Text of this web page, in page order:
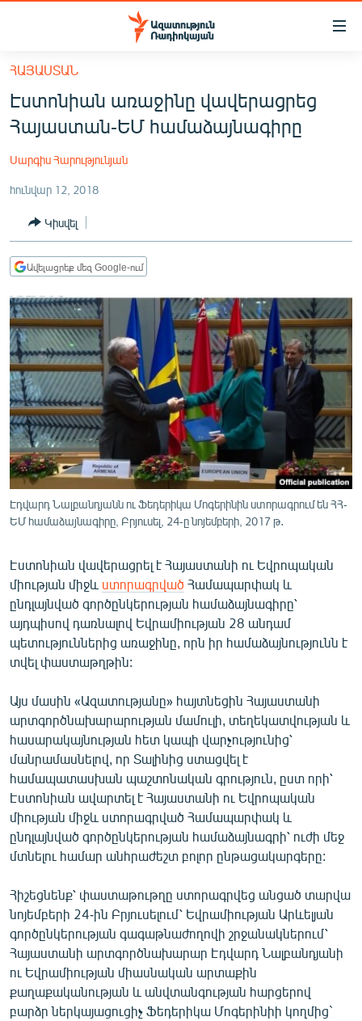
Մատչելիության
հիմնական
բովանդակությանը
Անցնել
հիմնական
մենյուին
ՀԱՅԱՍՏԱՆ
ՔԱՂԱՔԱԿԱՆ
ԸՆՏՐՈՒԹՅՈՒՆՆԵՐ 2026
ԻՐԱՎՈՒՆՔ
ՀԱՍԱՐԱԿՈՒԹՅՈՒՆ
ՏՆՏԵՍՈՒԹՅՈՒՆ
ՊԱՏԵՐԱԶՄԻ 6 ՇԱԲԱԹՆԵՐԸ
ՏԱՐԱԾԱՇՐՋԱՆ
ՄԻՋԱԶԳԱՅԻՆ
ՄՇԱԿՈՒՅԹ
ՍՊՈՐՏ
ՄԵԿՆԱԲԱՆՈՒԹՅՈՒՆ
ՏՏ ԵՒ ԻՆՏԵՐՆԵՏ
ԿՈՐՈՆԱՎԻՐՈՒՍ
ՏԵՍԱՆՅՈՒԹԵՐ
ԲԱՆԱՎԵՃ
ՁԳՏԵԼՈՎ ԼԱՎԱԳՈՒՅՆԻՆ
ՓՈԴՔԱՍԹ
Հայերեն
English
Русский
ՀԵՏԵՎԵՔ ՄԵԶ
«Ազատության» բոլոր կայքերը
ՀԱՅԱՍՏԱՆ
Էստոնիան առաջինը վավերացրեց
Հայաստան-ԵՄ համաձայնագիրը
Սարգիս Հարությունյան
հունվար 12, 2018
Կիսվել
Ավելացրեք մեզ Google-ում
Էդվարդ Նալբանդյանն ու Ֆեդերիկա Մոգերինին ստորագրում են ՀՀ-
ԵՄ համաձայնագիրը, Բրյուսել, 24-ը նոյեմբերի, 2017 թ․
Էստոնիան վավերացրել է Հայաստանի ու Եվրոպական
միության միջև ստորագրված Համապարփակ և
ընդլայնված գործընկերության համաձայնագիրը՝
այդպիսով դառնալով Եվրամիության 28 անդամ
պետություններից առաջինը, որն իր համաձայնությունն է
տվել փաստաթղթին:
Այս մասին «Ազատությանը» հայտնեցին Հայաստանի
արտգործնախարարության մամուլի, տեղեկատվության և
հասարակայնության հետ կապի վարչությունից՝
մանրամասնելով, որ Տալինից ստացվել է
համապատասխան պաշտոնական գրություն, ըստ որի՝
Էստոնիան ավարտել է Հայաստանի ու Եվրոպական
միության միջև ստորագրված Համապարփակ և
ընդլայնված գործընկերության համաձայնագրի՝ ուժի մեջ
մտնելու համար անհրաժեշտ բոլոր ընթացակարգերը:
Հիշեցնենք՝ փաստաթութղը ստորագրվեց անցած տարվա
նոյեմբերի 24-ին Բրյուսելում՝ Եվրամիության Արևելյան
գործընկերության գագաթնաժողովի շրջանակներում՝
Հայաստանի արտգործնախարար Էդվարդ Նալբանդյանի
ու Եվրամիության միասնական արտաքին
քաղաքականության և անվտանգության հարցերով
բարձր ներկայացուցիչ Ֆեդերիկա Մոգերինիի կողմից`